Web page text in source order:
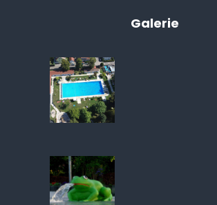
Galerie